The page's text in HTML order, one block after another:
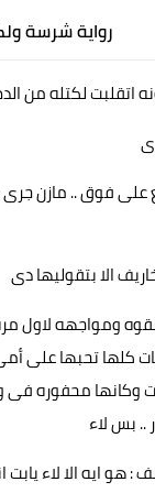
رواية شرسة
لكتله من
فوق .. مازن
الا بتقوليها دى
وبقوه ومواجهه
كلها تحبها على
وكانها محفوره
.. بس لاء
هو ايه الا لاء